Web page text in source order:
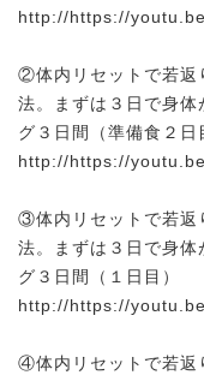
http://https://
②体内リセットで若返
法。まずは３日で身
グ３日間（準備食２日
http://https://
③体内リセットで若返
法。まずは３日で身
グ３日間（１日目）
http://https://
④体内リセットで若返